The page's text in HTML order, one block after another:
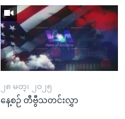
၂၈ မတ္၊ ၂၀၂၅
နေ့စဉ် တီဗွီသတင်းလွှာ